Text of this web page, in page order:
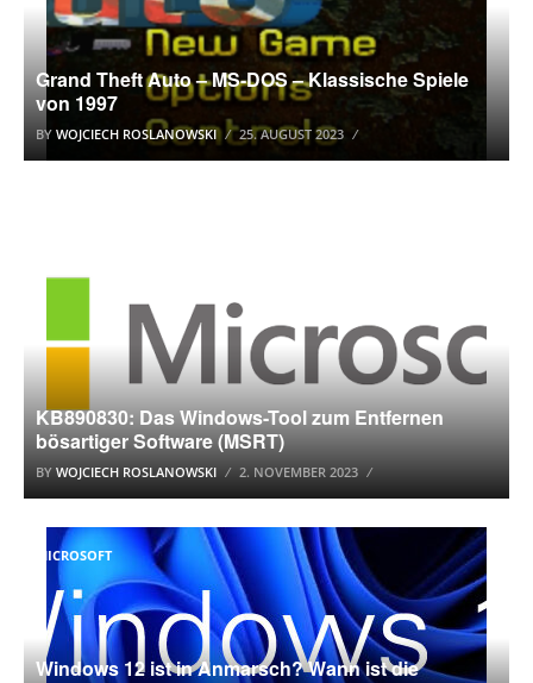
Grand Theft Auto – MS-DOS – Klassische Spiele
von 1997
BY WOJCIECH ROSLANOWSKI 25. AUGUST 2023
KB890830: Das Windows-Tool zum Entfernen
bösartiger Software (MSRT)
BY WOJCIECH ROSLANOWSKI 2. NOVEMBER 2023
MICROSOFT
Windows 12 ist in Anmarsch? Wann ist die